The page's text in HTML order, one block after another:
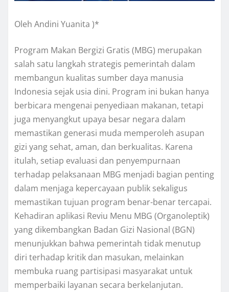
Oleh Andini Yuanita )*
Program Makan Bergizi Gratis (MBG) merupakan
salah satu langkah strategis pemerintah dalam
membangun kualitas sumber daya manusia
Indonesia sejak usia dini. Program ini bukan hanya
berbicara mengenai penyediaan makanan, tetapi
juga menyangkut upaya besar negara dalam
memastikan generasi muda memperoleh asupan
gizi yang sehat, aman, dan berkualitas. Karena
itulah, setiap evaluasi dan penyempurnaan
terhadap pelaksanaan MBG menjadi bagian penting
dalam menjaga kepercayaan publik sekaligus
memastikan tujuan program benar-benar tercapai.
Kehadiran aplikasi Reviu Menu MBG (Organoleptik)
yang dikembangkan Badan Gizi Nasional (BGN)
menunjukkan bahwa pemerintah tidak menutup
diri terhadap kritik dan masukan, melainkan
membuka ruang partisipasi masyarakat untuk
memperbaiki layanan secara berkelanjutan.